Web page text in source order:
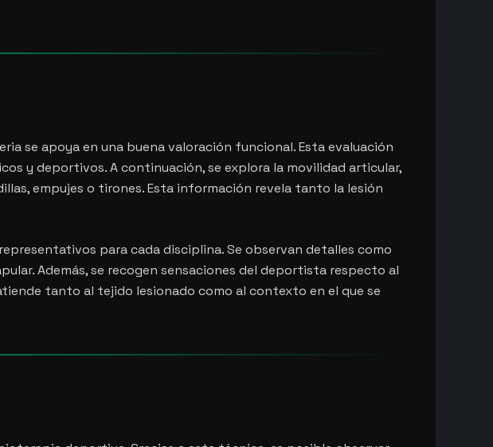
se apoya en una buena valoración funcional. Esta evaluación
y deportivos. A continuación, se explora la movilidad articular,
empujes o tirones. Esta información revela tanto la lesión
para cada disciplina. Se observan detalles como
Además, se recogen sensaciones del deportista respecto al
tanto al tejido lesionado como al contexto en el que se